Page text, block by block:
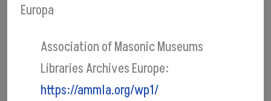
Europa
Association of Masonic Museums
Libraries Archives Europe:
https://ammla.org/wp1/